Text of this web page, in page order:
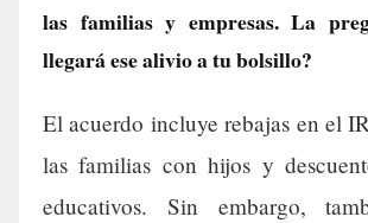
las familias y empresas. La
llegará ese alivio a tu bolsillo?
El acuerdo incluye rebajas en el
las familias con hijos y
educativos. Sin embargo,